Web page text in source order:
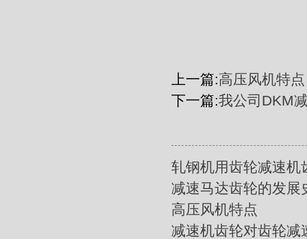
上一篇:高压风机特点
下一篇:我公司DKM
轧钢机用齿轮减速机
减速马达齿轮的发展
高压风机特点
减速机齿轮对齿轮减